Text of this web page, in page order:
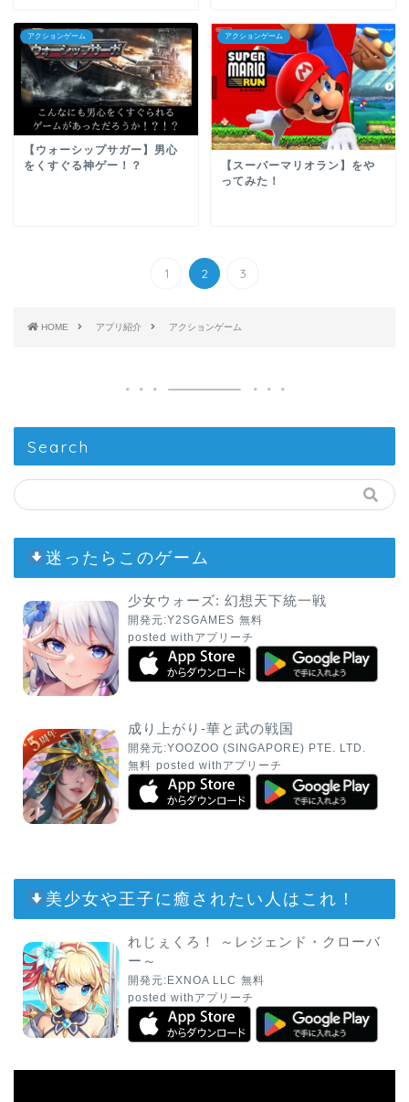
アクションゲーム
【ウォーシップサガー】男心
をくすぐる神ゲー！？
アクションゲーム
【スーパーマリオラン】をや
ってみた！
1 2 3
HOME アプリ紹介 アクションゲーム
Search
迷ったらこのゲーム
少女ウォーズ: 幻想天下統一戦
開発元:Y2SGAMES 無料
posted with アプリーチ
成り上がり-華と武の戦国
開発元:YOOZOO (SINGAPORE) PTE. LTD.
無料 posted with アプリーチ
美少女や王子に癒されたい人はこれ！
れじぇくろ！ ～レジェンド・クローバ
ー～
開発元: EXNOA LLC 無料
posted with アプリーチ